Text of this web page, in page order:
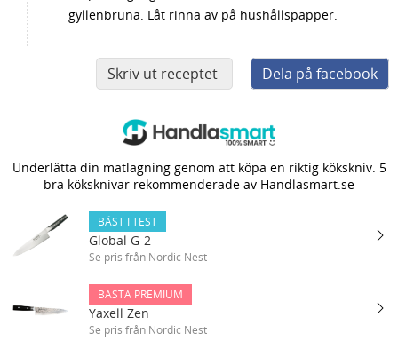
gyllenbruna. Låt rinna av på hushållspapper.
Skriv ut receptet Dela på facebook
Underlätta din matlagning genom att köpa en riktig kökskniv. 5
bra köksknivar rekommenderade av Handlasmart.se
BÄST I TEST
Global G-2
Se pris från Nordic Nest
BÄSTA PREMIUM
Yaxell Zen
Se pris från Nordic Nest